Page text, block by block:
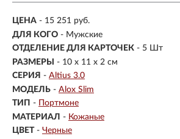
ЦЕНА - 15 251 руб.
ДЛЯ КОГО - Мужские
ОТДЕЛЕНИЕ ДЛЯ КАРТОЧЕК - 5 Шт
РАЗМЕРЫ
- 10 х 11 х 2 см
СЕРИЯ - Altius 3.0
МОДЕЛЬ - Alox Slim
ТИП - Портмоне
МАТЕРИАЛ - Кожаные
ЦВЕТ - Черные